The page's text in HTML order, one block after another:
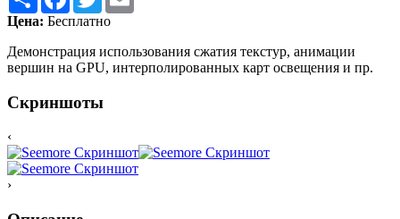
Цена: Бесплатно
Демонстрация использования сжатия текстур, анимации
вершин на GPU, интерполированных карт освещения и пр.
Скриншоты
‹
›